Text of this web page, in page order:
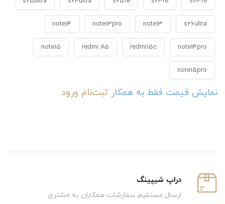
s26ultra
note13
note13pro
note14
note14pro
redmi15c
redmi A5
note15
note15pro
نمایش قیمت فقط به همکار ثبت‌نام ورود
دراپ شیپینگ
ارسال مستقیم سفارشات همکاران به مشتری